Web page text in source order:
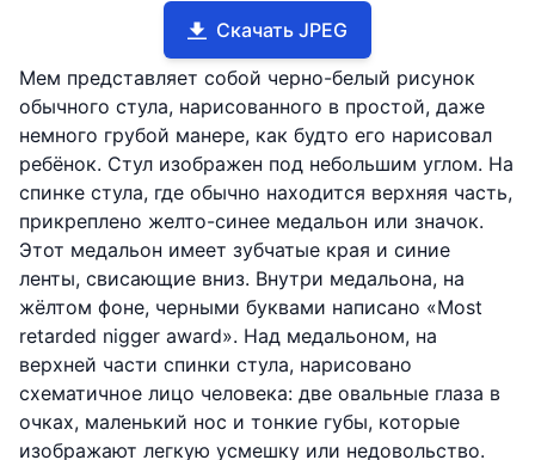
Скачать JPEG
Мем представляет собой черно-белый рисунок
обычного стула, нарисованного в простой, даже
немного грубой манере, как будто его нарисовал
ребёнок. Стул изображен под небольшим углом. На
спинке стула, где обычно находится верхняя часть,
прикреплено желто-синее медальон или значок.
Этот медальон имеет зубчатые края и синие
ленты, свисающие вниз. Внутри медальона, на
жёлтом фоне, черными буквами написано «Most
retarded nigger award». Над медальоном, на
верхней части спинки стула, нарисовано
схематичное лицо человека: две овальные глаза в
очках, маленький нос и тонкие губы, которые
изображают легкую усмешку или недовольство.